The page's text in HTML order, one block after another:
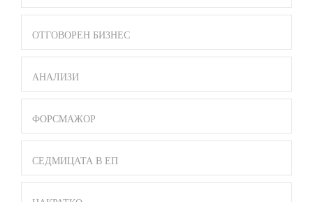
ОТГОВОРЕН БИЗНЕС
АНАЛИЗИ
ФОРСМАЖОР
СЕДМИЦАТА В ЕП